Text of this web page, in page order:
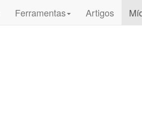
Ferramentas Artigos